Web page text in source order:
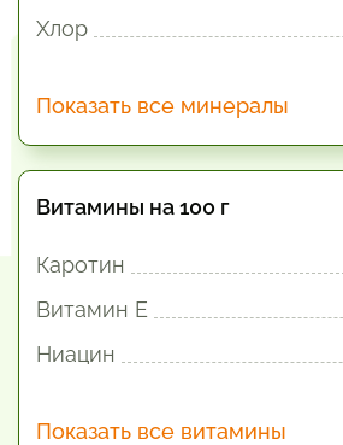
Хлор
Показать все минералы
Витамины на 100 г
Каротин
Витамин E
Ниацин
Показать все витамины